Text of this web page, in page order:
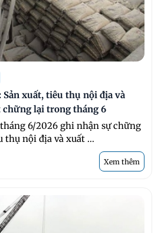
xuất, tiêu thụ nội địa và
lại trong tháng 6
6/2026 ghi nhận sự chững
thụ nội địa và xuất ...
Xem thêm